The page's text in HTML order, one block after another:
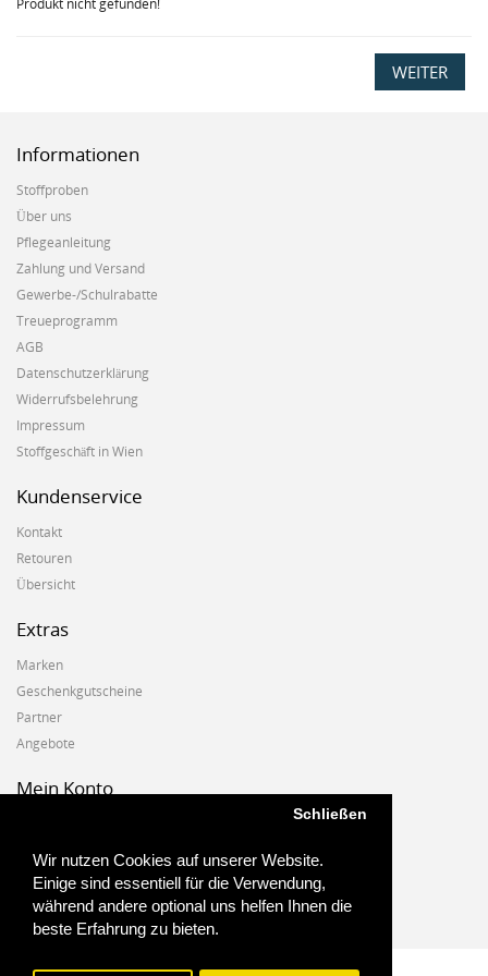
Wir nutzen Cookies auf unserer Website.
Einige sind essentiell für die Verwendung,
während andere optional uns helfen Ihnen die
beste Erfahrung zu bieten.
Schließen
Produkt nicht gefunden!
WEITER
Informationen
Stoffproben
Über uns
Pflegeanleitung
Zahlung und Versand
Gewerbe-/Schulrabatte
Treueprogramm
AGB
Datenschutzerklärung
Widerrufsbelehrung
Impressum
Stoffgeschäft in Wien
Kundenservice
Kontakt
Retouren
Übersicht
Extras
Marken
Geschenkgutscheine
Partner
Angebote
Mein Konto
Auftragshistorie
Wunschzettel
Newsletter